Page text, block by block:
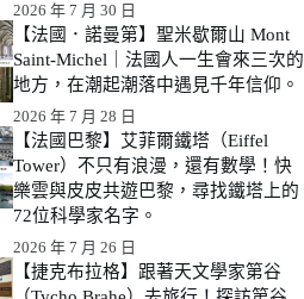
2026 年 7 月 30 日
【法國．諾曼第】聖米歇爾山 Mont
Saint-Michel｜法國人一生會來三次的
地方，在潮起潮落中遇見千年信仰。
2026 年 7 月 28 日
【法國巴黎】艾菲爾鐵塔（Eiffel
Tower）不只有浪漫，還有數學！快
樂雲與皮皮共遊巴黎，尋找鐵塔上的
72位科學家名字。
2026 年 7 月 26 日
【捷克布拉格】跟著天文學家第谷